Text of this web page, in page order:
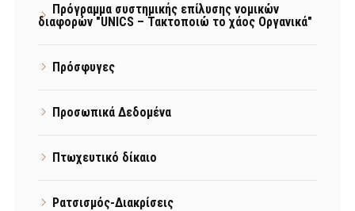
Πρόγραμμα συστημικής επίλυσης νομικών
διαφορών "UNICS – Τακτοποιώ το χάος Οργανικά"
Πρόσφυγες
Προσωπικά Δεδομένα
Πτωχευτικό δίκαιο
Ρατσισμός-Διακρίσεις